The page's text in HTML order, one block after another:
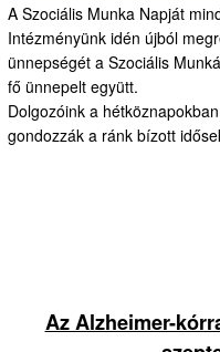
A Szociális Munka Napját
Intézményünk idén újból
ünnepségét a Szociális
fő ünnepelt együtt.
Dolgozóink a
gondozzák a ránk bízott
Az Alzheimer-